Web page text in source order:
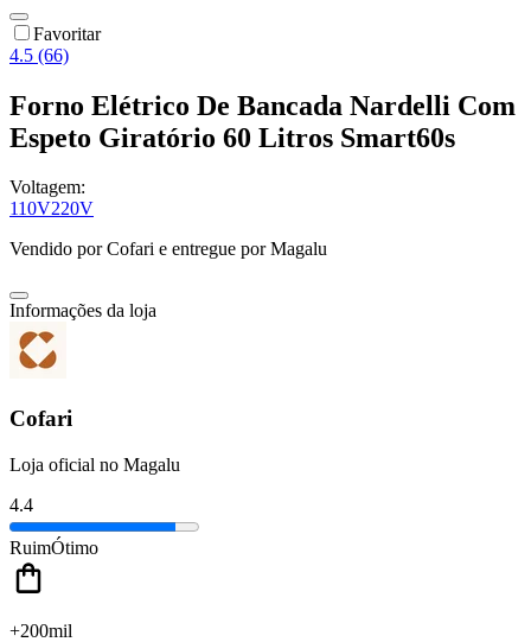
Favoritar
4.5 (66)
Forno Elétrico De Bancada Nardelli Com
Espeto Giratório 60 Litros Smart60s
Voltagem:
110V220V
Vendido porCofari e entregue por Magalu
Informações da loja
Cofari
Loja oficial no Magalu
4.4
RuimÓtimo
+200mil